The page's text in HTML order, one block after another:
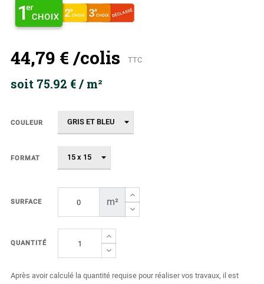
44,79 € /colis TTC
soit 75.92 € / m²
COULEUR
FORMAT
SURFACE m²
QUANTITÉ
Après avoir calculé la quantité requise pour réaliser vos travaux, il est